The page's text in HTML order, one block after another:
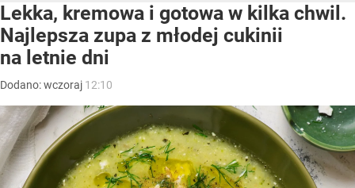
Lekka, kremowa i gotowa w kilka chwil.
Najlepsza zupa z młodej cukinii
na letnie dni
Dodano:wczoraj 12:10